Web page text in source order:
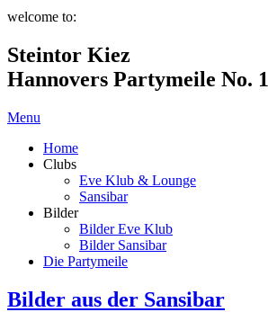
welcome to:
Steintor Kiez
Hannovers Partymeile No. 1
Menu
Home
Clubs
Eve Klub & Lounge
Sansibar
Bilder
Bilder Eve Klub
Bilder Sansibar
Die Partymeile
Bilder aus der Sansibar